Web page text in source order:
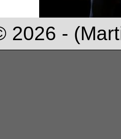
2026 -